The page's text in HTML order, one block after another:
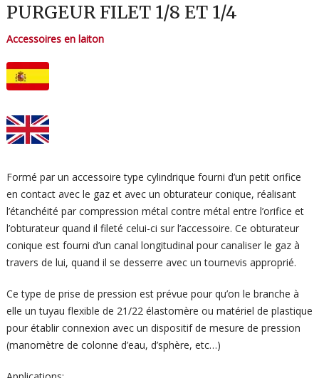
PURGEUR FILET 1/8 ET 1/4
Accessoires en laiton
Formé par un accessoire type cylindrique fourni d’un petit orifice
en contact avec le gaz et avec un obturateur conique, réalisant
l’étanchéité par compression métal contre métal entre l’orifice et
l’obturateur quand il fileté celui-ci sur l’accessoire. Ce obturateur
conique est fourni d’un canal longitudinal pour canaliser le gaz à
travers de lui, quand il se desserre avec un tournevis approprié.
Ce type de prise de pression est prévue pour qu’on le branche à
elle un tuyau flexible de 21/22 élastomère ou matériel de plastique
pour établir connexion avec un dispositif de mesure de pression
(manomètre de colonne d’eau, d’sphère, etc…)